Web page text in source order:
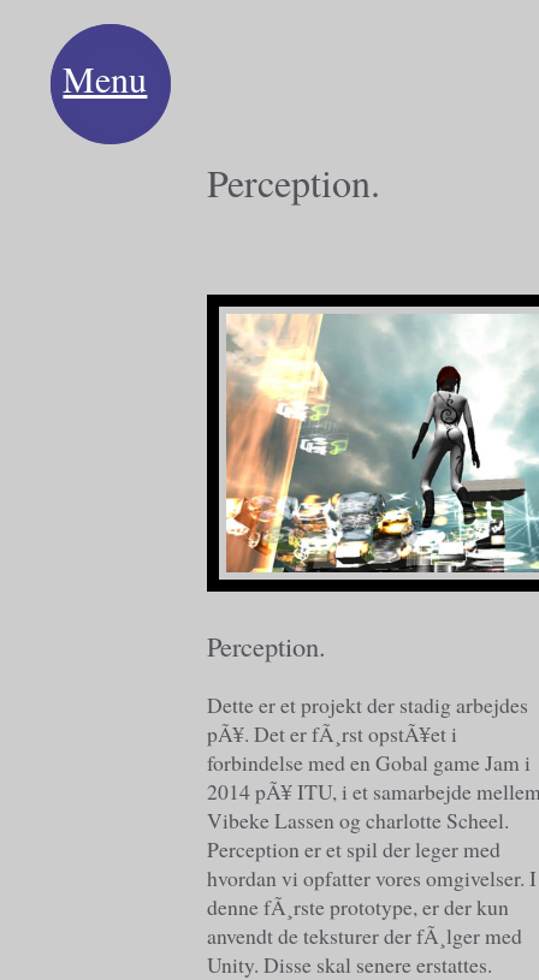
Menu
Perception.
Perception.
Dette er et projekt der stadig arbejdes
pÃ¥. Det er fÃ¸rst opstÃ¥et i
forbindelse med en Gobal game Jam i
2014 pÃ¥ ITU, i et samarbejde
Vibeke Lassen og charlotte Scheel.
Perception er et spil der leger med
hvordan vi opfatter vores omgivelser. I
denne fÃ¸rste prototype, er der kun
anvendt de teksturer der fÃ¸lger med
Unity. Disse skal senere erstattes.